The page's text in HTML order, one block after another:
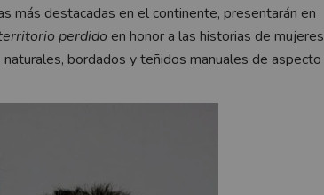
más destacadas en el continente, presentarán en
perdido en honor a las historias de mujeres
bordados y teñidos manuales de aspecto